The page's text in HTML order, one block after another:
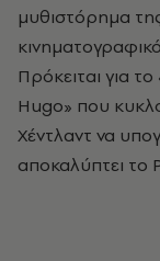
μυθιστόρημα της
Πρόκειται για
Hugo» που
Χέντλαντ να
αποκαλύπτει το